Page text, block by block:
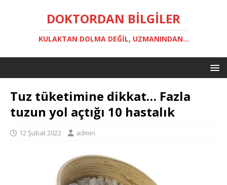
DOKTORDAN BILGILER
KULAKTAN DOLMA DEĞIL, UZMANINDAN...
Tuz tüketimine dikkat… Fazla
tuzun yol açtığı 10 hastalık
12 Şubat 2022 admin